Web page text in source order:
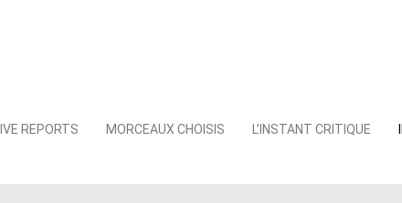
LIVE REPORTS MORCEAUX CHOISIS L’INSTANT CRITIQUE